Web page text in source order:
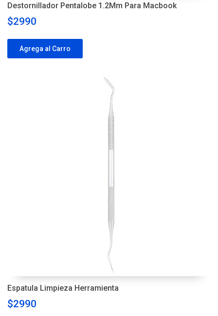
Destornillador Pentalobe 1.2Mm Para Macbook
$2990
Agrega al Carro
Espatula Limpieza Herramienta
$2990